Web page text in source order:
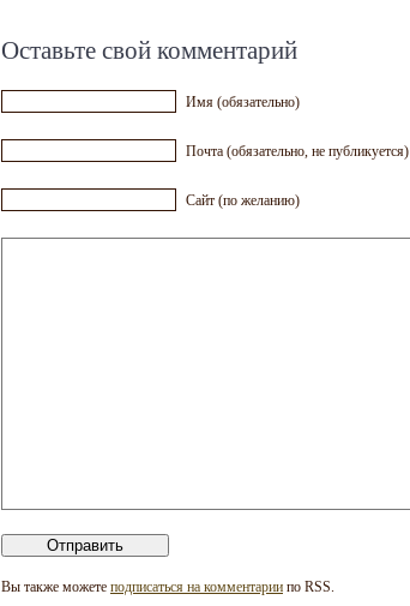
Оставьте свой комментарий
Имя (обязательно)
Почта (обязательно, не публикуется)
Сайт (по желанию)
Вы также можете подписаться на комментарии по RSS.